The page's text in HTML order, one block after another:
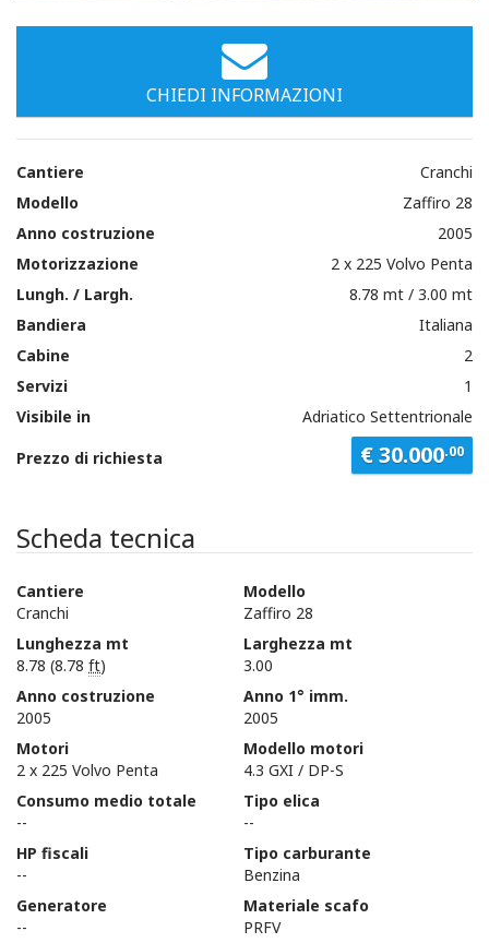
CHIEDI INFORMAZIONI
Cantiere
Cranchi
Modello
Zaffiro 28
Anno costruzione
2005
Motorizzazione
2 x 225 Volvo Penta
Lungh. / Largh.
8.78 mt / 3.00 mt
Bandiera
Italiana
Cabine
2
Servizi
1
Visibile in
Adriatico Settentrionale
Prezzo di richiesta
€ 30.000.00
Scheda tecnica
Cantiere
Cranchi
Lunghezza mt
8.78 (8.78 ft)
Anno costruzione
2005
Motori
2 x 225 Volvo Penta
Consumo medio totale
--
HP fiscali
--
Generatore
--
Modello
Zaffiro 28
Larghezza mt
3.00
Anno 1° imm.
2005
Modello motori
4.3 GXI / DP-S
Tipo elica
--
Tipo carburante
Benzina
Materiale scafo
PRFV